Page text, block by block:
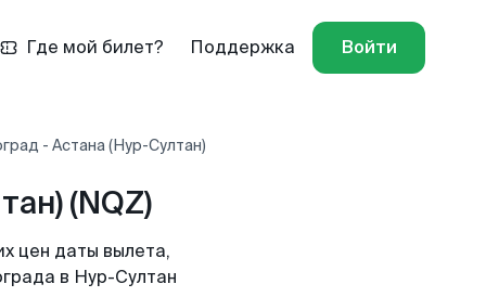
Где мой билет? Поддержка Войти
- Астана (Нур-Султан)
(NQZ)
цен даты вылета,
в Нур-Султан